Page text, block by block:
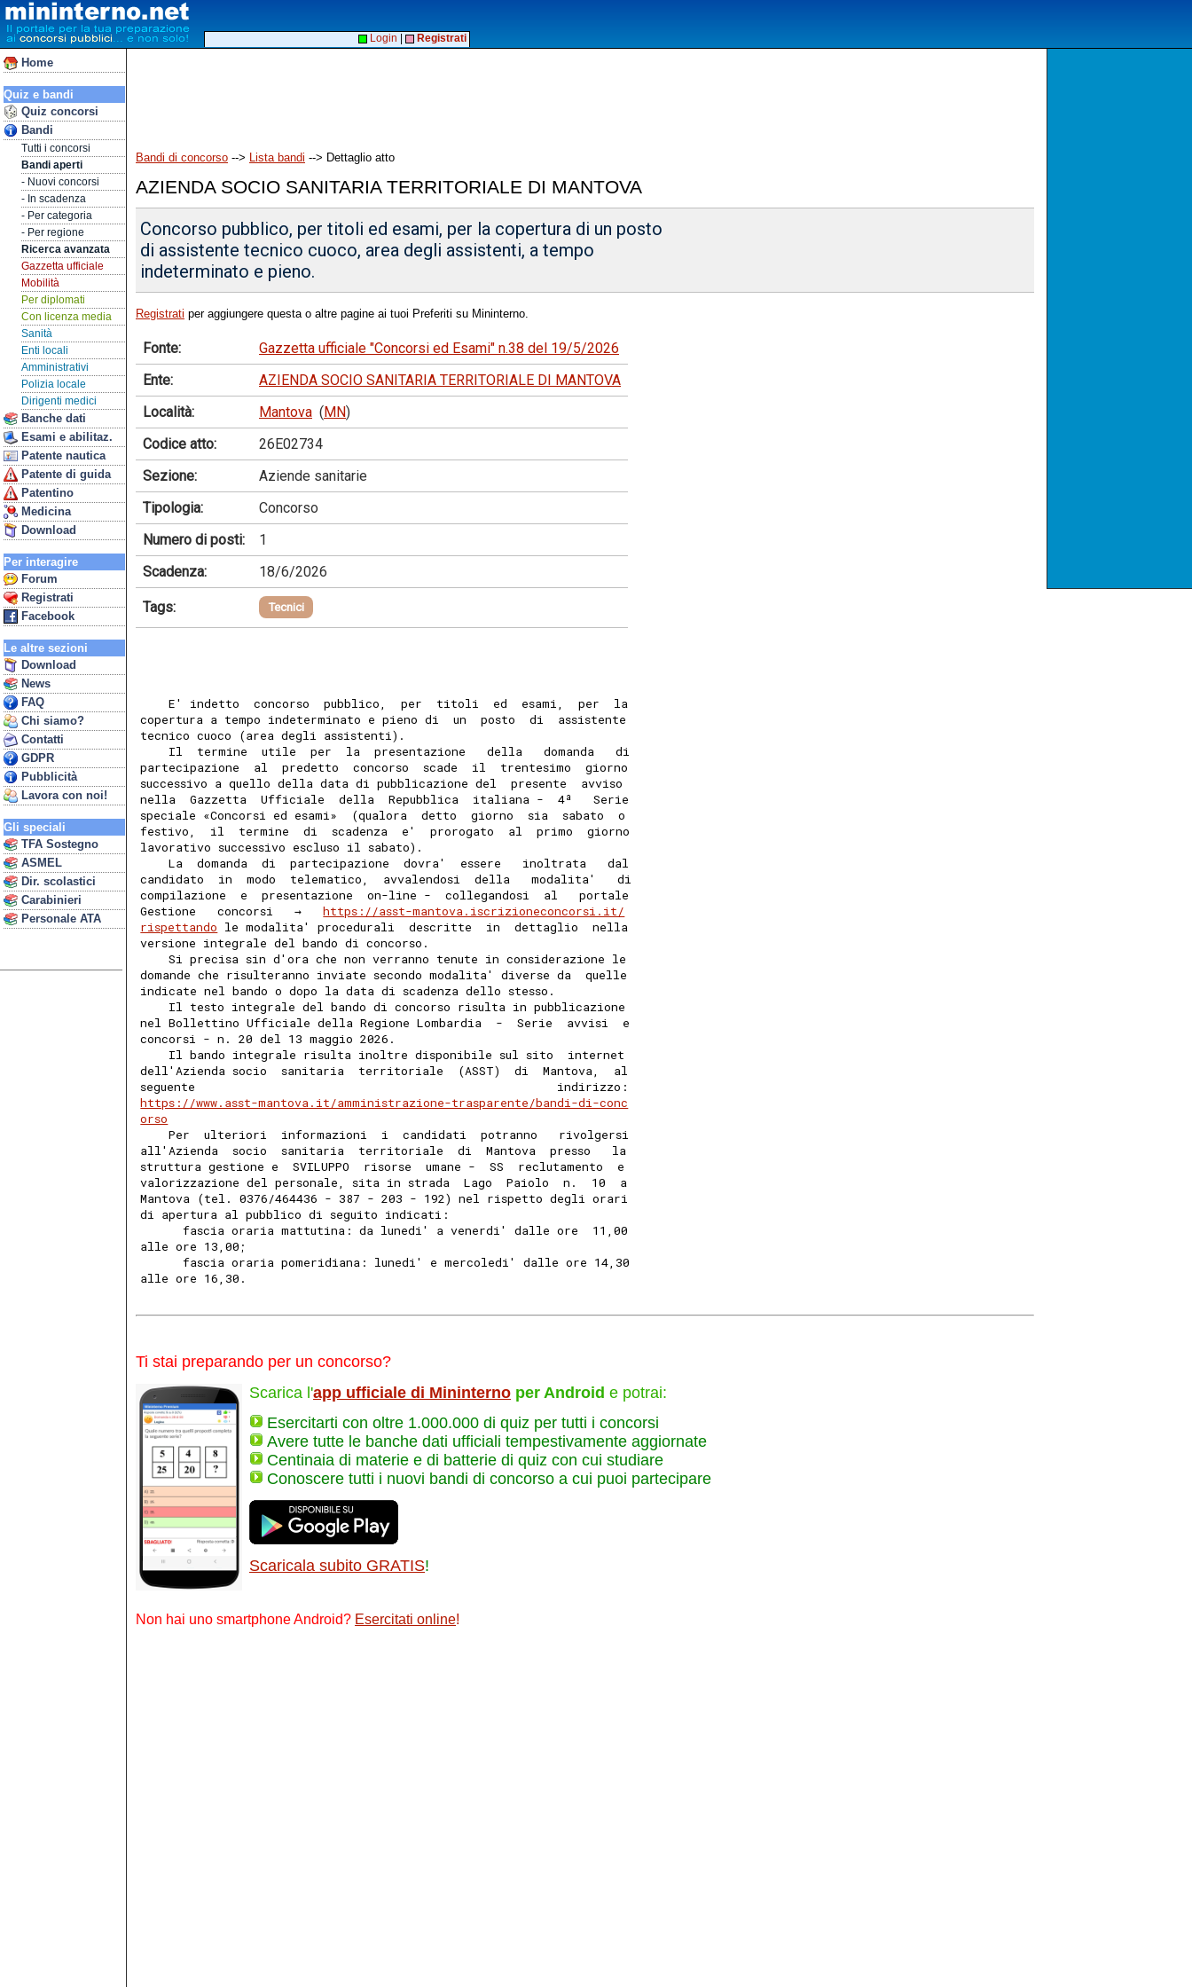
Home
Quiz e bandi
Quiz concorsi
Bandi
Tutti i concorsi
Bandi aperti
- Nuovi concorsi
- In scadenza
- Per categoria
- Per regione
Ricerca avanzata
Gazzetta ufficiale
Mobilità
Per diplomati
Con licenza media
Sanità
Enti locali
Amministrativi
Polizia locale
Dirigenti medici
Banche dati
Esami e abilitaz.
Patente nautica
Patente di guida
Patentino
Medicina
Download
Per interagire
Forum
Registrati
Facebook
Le altre sezioni
Download
News
FAQ
Chi siamo?
Contatti
GDPR
Pubblicità
Lavora con noi!
Gli speciali
TFA Sostegno
ASMEL
Dir. scolastici
Carabinieri
Personale ATA
Login Registrati
Bandi di concorso --> Lista bandi --> Dettaglio atto
AZIENDA SOCIO SANITARIA TERRITORIALE DI MANTOVA
Concorso pubblico, per titoli ed esami, per la copertura di un posto
di assistente tecnico cuoco, area degli assistenti, a tempo
indeterminato e pieno.
Registrati per aggiungere questa o altre pagine ai tuoi Preferiti su Mininterno.
Fonte:
Gazzetta ufficiale "Concorsi ed Esami" n.38 del 19/5/2026
Ente:
AZIENDA SOCIO SANITARIA TERRITORIALE DI MANTOVA
Località:
Mantova (MN)
Codice atto:
26E02734
Sezione:
Aziende sanitarie
Tipologia:
Concorso
Numero di posti:
1
Scadenza:
18/6/2026
Tags: Tecnici
    E' indetto  concorso  pubblico,  per  titoli  ed  esami,  per  la
copertura a tempo indeterminato e pieno di  un  posto  di  assistente
tecnico cuoco (area degli assistenti).
    Il  termine  utile  per  la  presentazione   della   domanda   di
partecipazione  al  predetto  concorso  scade  il  trentesimo  giorno
successivo a quello della data di pubblicazione del  presente  avviso
nella  Gazzetta  Ufficiale  della  Repubblica  italiana -  4ª   Serie
speciale «Concorsi ed esami»  (qualora  detto  giorno  sia  sabato  o
festivo,  il  termine  di  scadenza  e'  prorogato  al  primo  giorno
lavorativo successivo escluso il sabato).
    La  domanda  di  partecipazione  dovra'  essere   inoltrata   dal
candidato  in  modo  telematico,  avvalendosi  della   modalita'   di
compilazione  e  presentazione  on-line -  collegandosi  al   portale
Gestione   concorsi   → https://asst-mantova.iscrizioneconcorsi.it/
rispettando le modalita' procedurali  descritte  in  dettaglio  nella
versione integrale del bando di concorso.
    Si precisa sin d'ora che non verranno tenute in considerazione le
domande che risulteranno inviate secondo modalita' diverse da  quelle
indicate nel bando o dopo la data di scadenza dello stesso.
    Il testo integrale del bando di concorso risulta in pubblicazione
nel Bollettino Ufficiale della Regione Lombardia  -  Serie  avvisi  e
concorsi - n. 20 del 13 maggio 2026.
    Il bando integrale risulta inoltre disponibile sul sito  internet
dell'Azienda socio  sanitaria  territoriale  (ASST)  di  Mantova,  al
seguente                                                   indirizzo:
https://www.asst-mantova.it/amministrazione-trasparente/bandi-di-conc
orso
    Per  ulteriori  informazioni  i  candidati  potranno   rivolgersi
all'Azienda  socio  sanitaria  territoriale  di  Mantova  presso   la
struttura gestione e  SVILUPPO  risorse  umane -  SS  reclutamento  e
valorizzazione del personale, sita in strada  Lago  Paiolo  n.  10  a
Mantova (tel. 0376/464436 - 387 - 203 - 192) nel rispetto degli orari
di apertura al pubblico di seguito indicati:
      fascia oraria mattutina: da lunedi' a venerdi' dalle ore  11,00
alle ore 13,00;
      fascia oraria pomeridiana: lunedi' e mercoledi' dalle ore 14,30
alle ore 16,30.
Ti stai preparando per un concorso?
Scarica l'app ufficiale di Mininterno per Android e potrai:
Esercitarti con oltre 1.000.000 di quiz per tutti i concorsi
Avere tutte le banche dati ufficiali tempestivamente aggiornate
Centinaia di materie e di batterie di quiz con cui studiare
Conoscere tutti i nuovi bandi di concorso a cui puoi partecipare
Scaricala subito GRATIS!
Non hai uno smartphone Android? Esercitati online!